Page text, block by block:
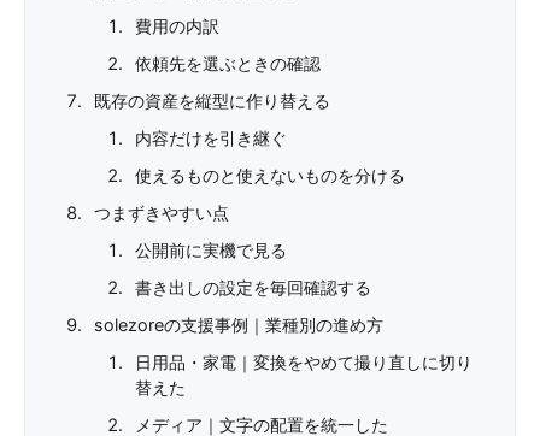
費用の内訳
依頼先を選ぶときの確認
既存の資産を縦型に作り替える
内容だけを引き継ぐ
使えるものと使えないものを分ける
つまずきやすい点
公開前に実機で見る
書き出しの設定を毎回確認する
solezoreの支援事例｜業種別の進め方
日用品・家電｜変換をやめて撮り直しに切り
替えた
メディア｜文字の配置を統一した